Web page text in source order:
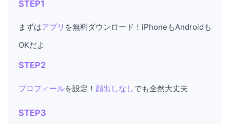
STEP1
まずはアプリ を無料ダウンロード！iPhoneもAndroidも
OKだよ
STEP2
プロフィールを設定！ 顔出しなしでも全然大丈夫
STEP3